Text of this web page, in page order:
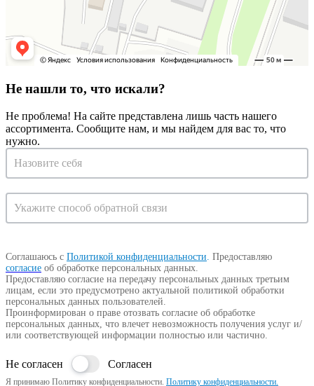
Не нашли то, что искали?
Не проблема! На сайте представлена лишь часть нашего
ассортимента. Сообщите нам, и мы найдем для вас то, что
нужно.
Запрос
на
консультацию
Соглашаюсь с Политикой конфиденциальности. Предоставляю
согласие об обработке персональных данных.
Предоставляю согласие на передачу персональных данных третьим
лицам, если это предусмотрено актуальной политикой обработки
персональных данных пользователей.
Проинформирован о праве отозвать согласие об обработке
персональных данных, что влечет невозможность получения услуг и/
или соответствующей информации полностью или частично.
Не согласен Согласен
Я принимаю Политику конфиденциальности. Политику конфиденциальности.